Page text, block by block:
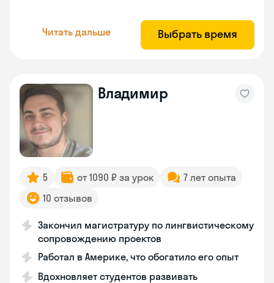
Читать дальше Выбрать время
Владимир
5 от 1090 ₽ за урок
7 лет опыта
10 отзывов
Закончил магистратуру по лингвистическому
сопровождению проектов
Работал в Америке, что обогатило его опыт
Вдохновляет студентов развивать